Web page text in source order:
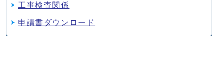
工事検査関係
申請書ダウンロード